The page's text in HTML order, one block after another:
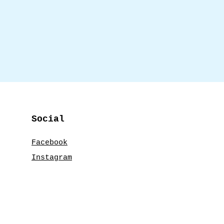
Social
Facebook
Instagram